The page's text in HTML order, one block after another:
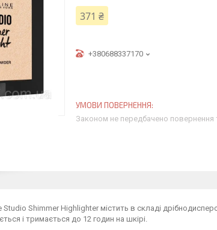
371 ₴
+380688337170
Законом не передбачено повернення
Studio Shimmer Highlighter містить в складі
і тримається до 12 годин на шкірі.